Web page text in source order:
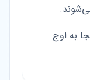
به اوج